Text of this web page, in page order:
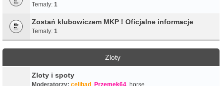
Tematy: 1
Zostań klubowiczem MKP ! Oficjalne informacje
Tematy: 1
Zloty
Zloty i spoty
Moderatorzy: celibad, Przemek64, horse